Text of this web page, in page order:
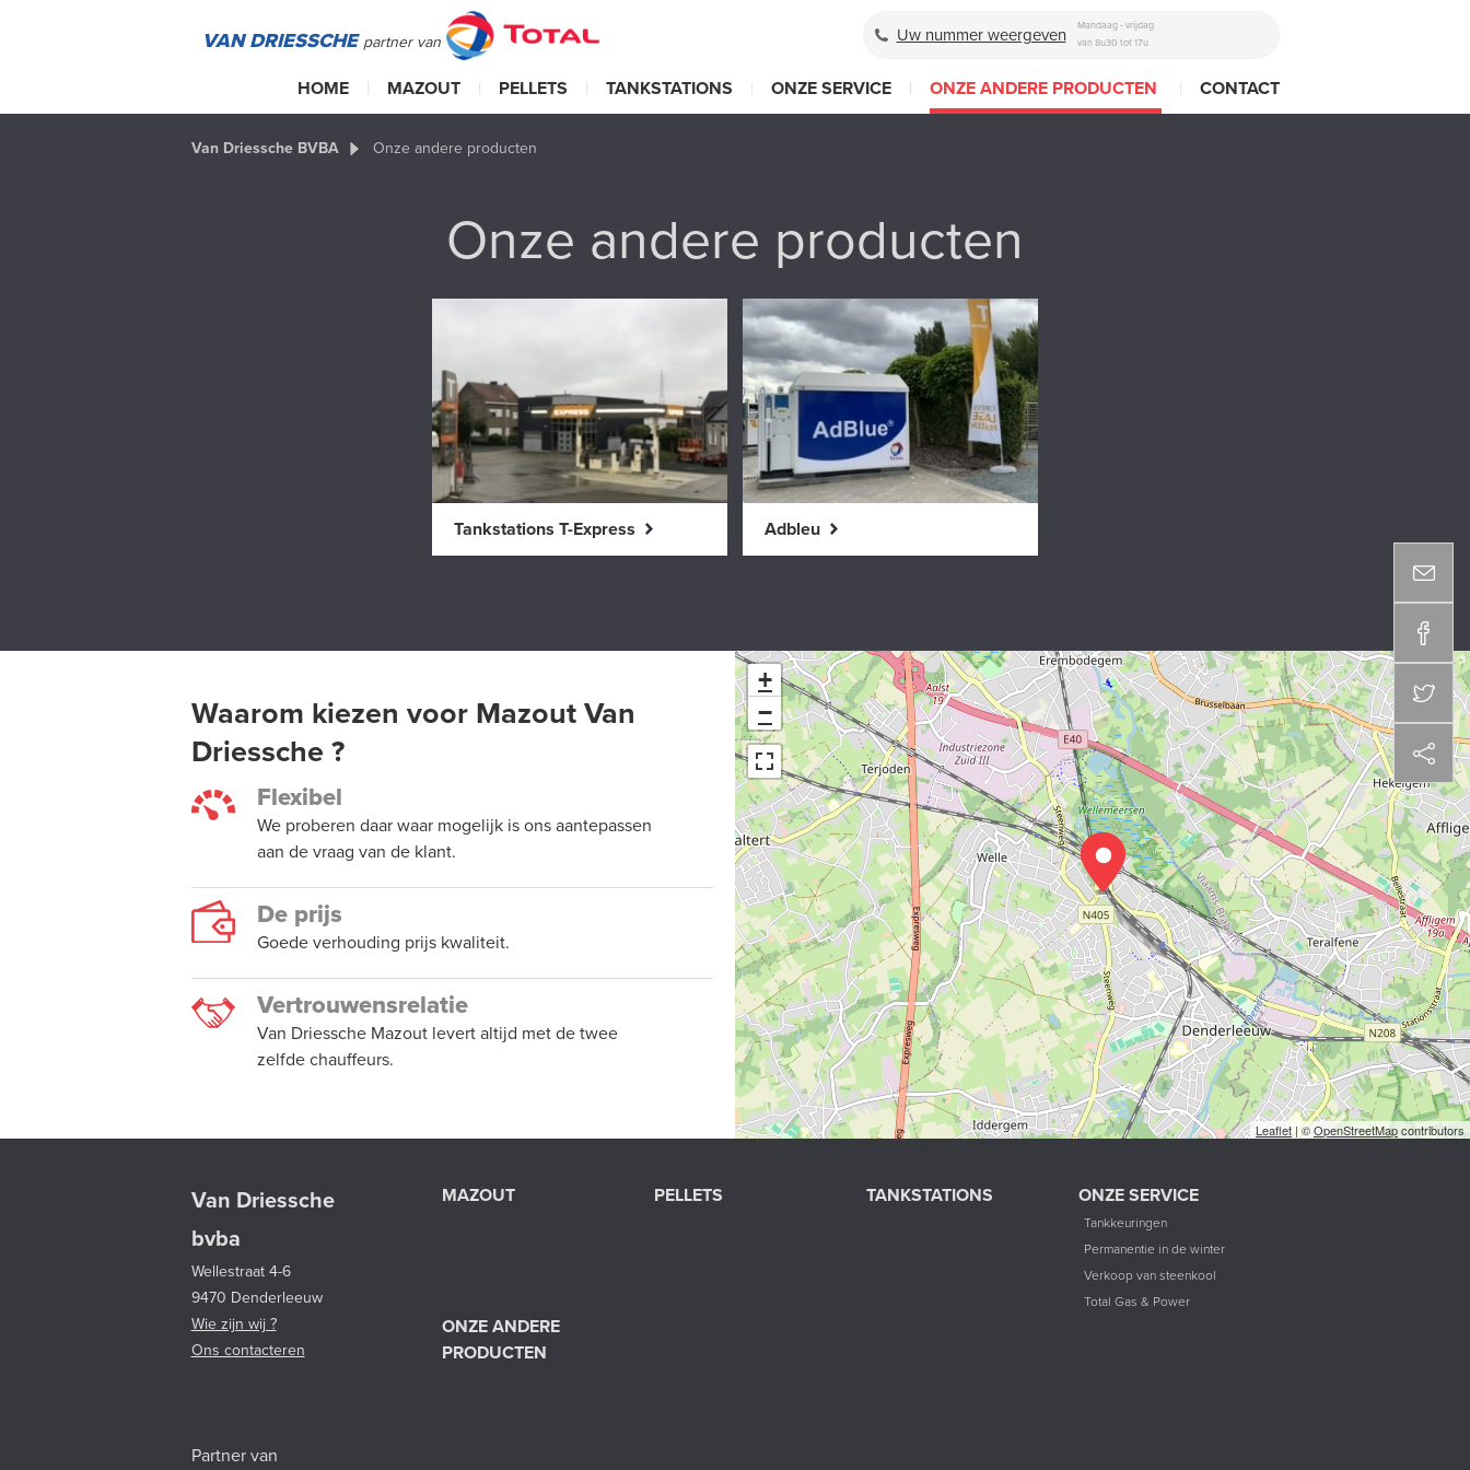
VAN DRIESSCHE partner van Uw nummer weergeven
Mandaag - vrijdag
van 8u30 tot 17u
HOME | MAZOUT | PELLETS | TANKSTATIONS | ONZE SERVICE | ONZE ANDERE PRODUCTEN | CONTACT
Van Driessche BVBA Onze andere producten
Onze andere producten
Tankstations T-Express
Van Driessche Bvba levert niet alleen
stookolie van Total van Brussel tot Gent en
Ronse, maar biedt ooktwee
tankstations
in Denderleeuw"T-Express"
en in
Affligem "Total Hekelgem".
Adbleu
Adbleu
Leveren van Adbleu.
Waarom kiezen voor Mazout Van
Driessche ?
Flexibel
We proberen daar waar mogelijk is ons aantepassen
aan de vraag van de klant.
De prijs
Goede verhouding prijs kwaliteit.
Vertrouwensrelatie
Van Driessche Mazout levert altijd met de twee
zelfde chauffeurs.
+
−
Leaflet| ©OpenStreetMapcontributors
Van Driessche
bvba
Wellestraat 4-6
9470 Denderleeuw
Wie zijn wij ?
Ons contacteren
MAZOUT PELLETS TANKSTATIONS ONZE SERVICE
Tankkeuringen
Permanentie in de winter
Verkoop van steenkool
Total Gas & Power
ONZE ANDERE
PRODUCTEN
Partner van